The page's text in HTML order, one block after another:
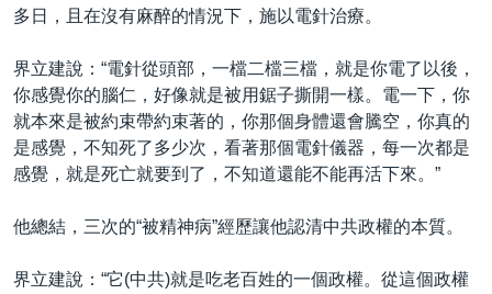
多日，且在沒有麻醉的情況下，施以電針治療。
界立建說：“電針從頭部，一檔二檔三檔，就是你電了以後，
你感覺你的腦仁，好像就是被用鋸子撕開一樣。電一下，你
就本來是被約束帶約束著的，你那個身體還會騰空，你真的
是感覺，不知死了多少次，看著那個電針儀器，每一次都是
感覺，就是死亡就要到了，不知道還能不能再活下來。”
他總結，三次的“被精神病”經歷讓他認清中共政權的本質。
界立建說：“它(中共)就是吃老百姓的一個政權。從這個政權